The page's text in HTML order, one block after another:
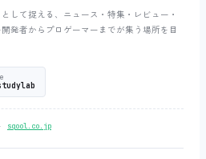
して捉える、ニュース・特集・レビュー・
発者からプロゲーマーまでが集う場所を目
‧ sqool.co.jp